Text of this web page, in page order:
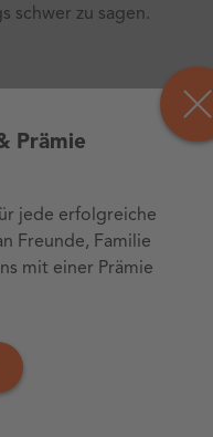
schwer zu sagen.
hohen
tun? Hier
für
digitale Lösungen
Prämie
jede erfolgreiche
Freunde, Familie
mit einer Prämie